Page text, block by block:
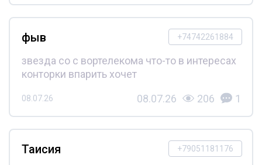
+74742261884
фыв
звезда со с вортелекома что-то в интересах
конторки впарить хочет
08.07.26 08.07.26 206 1
+79051181176
Таисия